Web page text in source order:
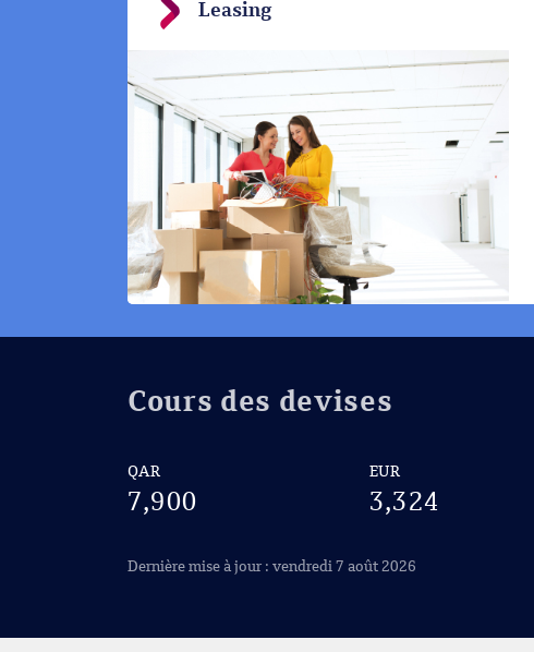
Leasing
Cours des devises
QAR
7,900
EUR
3,324
Dernière mise à jour : vendredi 7 août 2026